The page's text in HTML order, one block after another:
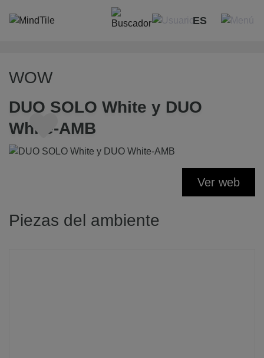
ES
WOW
DUO SOLO White y DUO
White-AMB
Ver web
Piezas del ambiente